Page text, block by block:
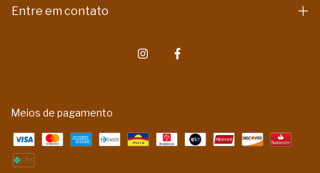
Entre em contato
Meios de pagamento